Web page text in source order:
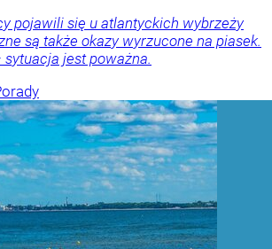
pojawili się u atlantyckich wybrzeży
są także okazy wyrzucone na piasek.
sytuacja jest poważna.